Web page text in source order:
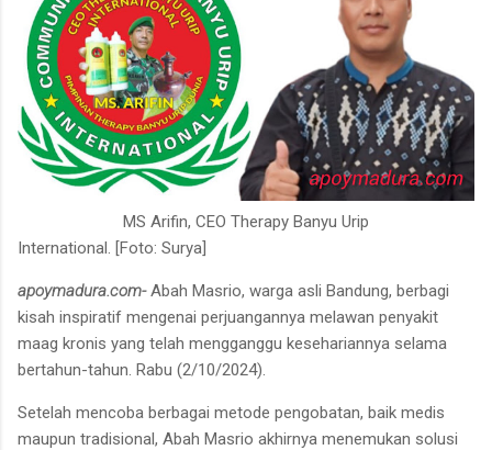
MS Arifin, CEO Therapy Banyu Urip
International. [Foto: Surya]
apoymadura.com-Abah Masrio, warga asli Bandung, berbagi
kisah inspiratif mengenai perjuangannya melawan penyakit
maag kronis yang telah mengganggu kesehariannya selama
bertahun-tahun. Rabu (2/10/2024).
Setelah mencoba berbagai metode pengobatan, baik medis
maupun tradisional, Abah Masrio akhirnya menemukan solusi